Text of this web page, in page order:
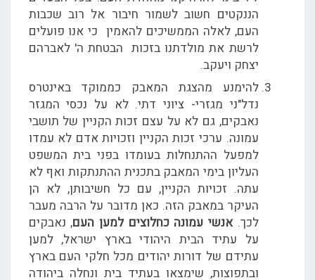
הננקטים חשוב לשמור חיבור אל רוב שכבות
העם, לאלה הממשיכים להאמין כי אנו פועלים
לרשת את מולדתנו בזכות הבטחת ה' לאברהם
יצחק ויעקב.
להימנע מהצגת המאבק כממוקד באינטרס
נדל"ני מגזרי- ציוני דתי. לא על נכסי המגזר
נאבקים, גם לא על עצם זכות הקניין של תושבי
עמונה. ערכי זכות הקניין וזכויות אדם לא עמדו
למפעל ההתנחלות בעומדו בפני בית המשפט
העליון בימי המאבק בתכנית ההתנתקות ואף לא
עתה. זכויות הקניין, עם כל חשיבותן, לא הן
העיקר במאבק הזה. כאן מדובר על הרבה מעבר
לכך.אנשי עמונה כחלוצים למען העם, נאבקים
על עתיד הבית היהודי בארץ ישראל, למען
עתידם של דורות יהודים מכל חלקי העם בארץ
ובתפוצות, שימצאו בעתיד בית ונחלה ביהודה